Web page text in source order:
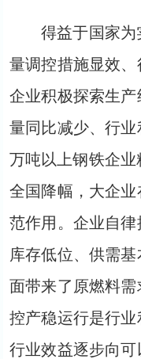
得益于国家
量调控措施显效
企业积极探索生
量同比减少、行
万吨以上钢铁企业
全国降幅，大企
范作用。企业自
库存低位、供需
面带来了原燃料
控产稳运行是行
行业效益逐步向